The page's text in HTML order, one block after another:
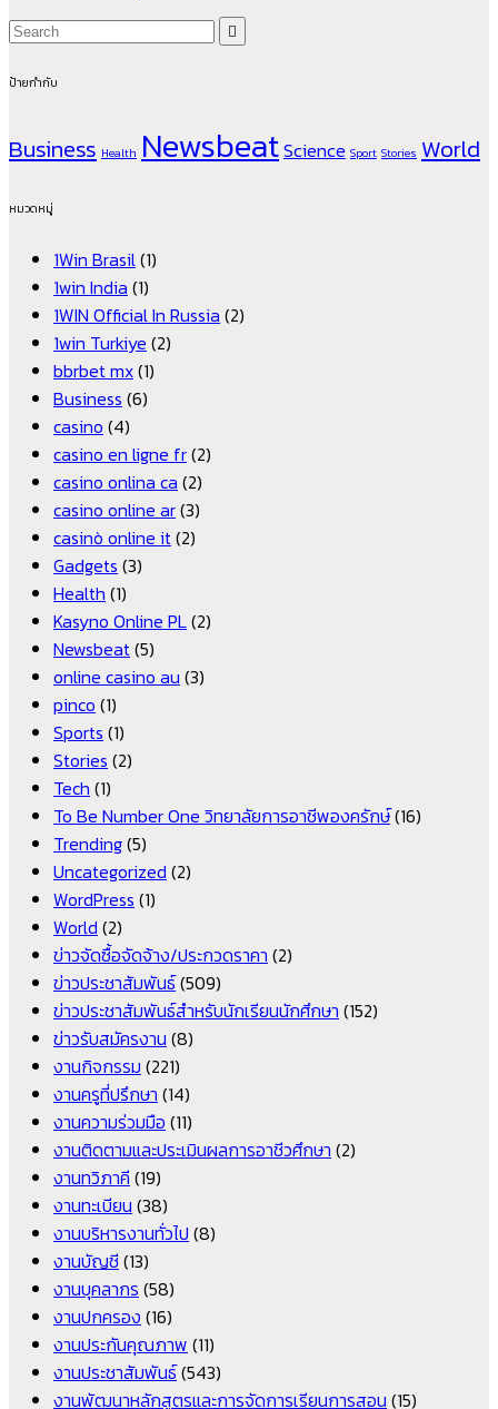
ป้ายกำกับ
Business Health NewsbeatScience Sport Stories World
หมวดหมู่
1Win Brasil(1)
1win India (1)
1WIN Official In Russia (2)
1win Turkiye (2)
bbrbet mx(1)
Business (6)
casino (4)
casino en ligne fr(2)
casino onlina ca (2)
casino online ar(3)
casinò online it(2)
Gadgets (3)
Health (1)
Kasyno Online PL(2)
Newsbeat(5)
online casino au (3)
pinco (1)
Sports (1)
Stories (2)
Tech (1)
To Be Number One วิทยาลัยการอาชีพองครักษ์(16)
Trending(5)
Uncategorized (2)
WordPress (1)
World (2)
ข่าวจัดซื้อจัดจ้าง/ประกวดราคา (2)
ข่าวประชาสัมพันธ์(509)
ข่าวประชาสัมพันธ์สำหรับนักเรียนนักศึกษา (152)
ข่าวรับสมัครงาน (8)
งานกิจกรรม (221)
งานครูที่ปรึกษา (14)
งานความร่วมมือ (11)
งานติดตามและประเมินผลการอาชีวศึกษา (2)
งานทวิภาคี (19)
งานทะเบียน (38)
งานบริหารงานทั่วไป (8)
งานบัญชี(13)
งานบุคลากร (58)
งานปกครอง (16)
งานประกันคุณภาพ (11)
งานประชาสัมพันธ์(543)
งานพัฒนาหลักสูตรและการจัดการเรียนการสอน (15)